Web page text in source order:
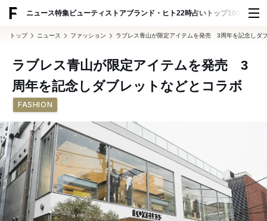
ニュース特集ビューティ ストアブランド・ヒト22時占い トップ100 スナッ
トップ ニュース ファッション ラブレス青山が限定アイテムを発売 3周年を記念しダ
ラブレス青山が限定アイテムを発売 3
周年を記念しダブレットなどとコラボ
FASHION